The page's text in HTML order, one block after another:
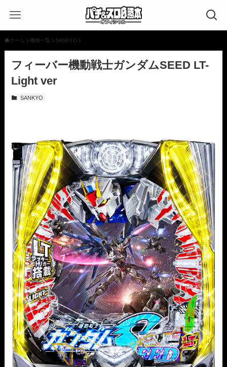
ホーム 機種一覧 SANKYO
フィーバー機動戦士ガンダムSEED LT-
Light ver
SANKYO